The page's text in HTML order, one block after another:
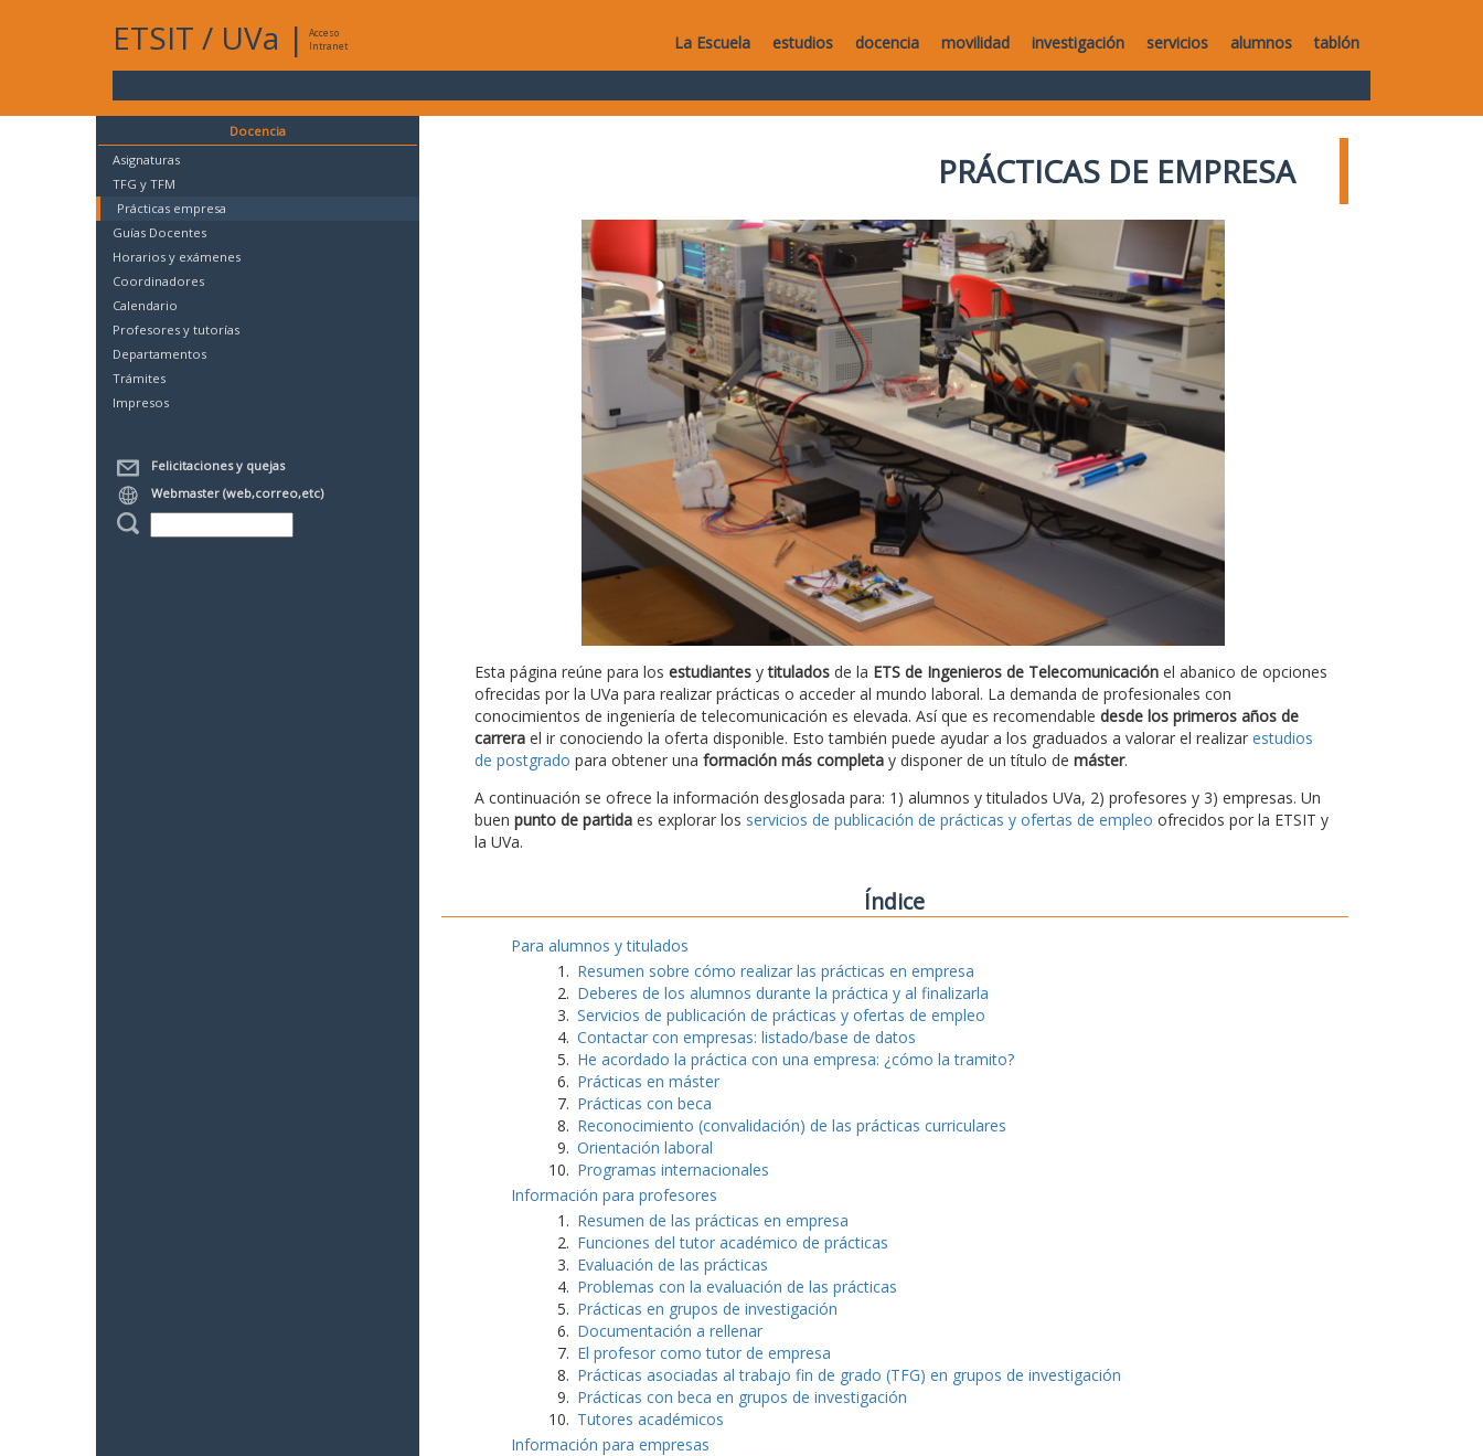
ETSIT / UVa |
Acceso
Intranet
La Escuela estudios docencia movilidad investigación servicios alumnos tablón
Docencia
Asignaturas
TFG y TFM
Prácticas empresa
Guías Docentes
Horarios y exámenes
Coordinadores
Calendario
Profesores y tutorías
Departamentos
Trámites
Impresos
Felicitaciones y quejas
Webmaster (web,correo,etc)
PRÁCTICAS DE EMPRESA
Esta página reúne para los estudiantesytituladosde la ETS de Ingenieros de Telecomunicaciónel abanico de opciones
ofrecidas por la UVa para realizar prácticas o acceder al mundo laboral. La demanda de profesionales con
conocimientos de ingeniería de telecomunicación es elevada. Así que es recomendable desde los primeros años de
carrerael ir conociendo la oferta disponible. Esto también puede ayudar a los graduados a valorar el realizar estudios
de postgrado para obtener una formación más completay disponer de un título de máster.
A continuación se ofrece la información desglosada para: 1) alumnos y titulados UVa, 2) profesores y 3) empresas. Un
buen punto de partidaes explorar los servicios de publicación de prácticas y ofertas de empleo ofrecidos por la ETSIT y
la UVa.
Índice
Para alumnos y titulados
Resumen sobre cómo realizar las prácticas en empresa
Deberes de los alumnos durante la práctica y al finalizarla
Servicios de publicación de prácticas y ofertas de empleo
Contactar con empresas: listado/base de datos
He acordado la práctica con una empresa: ¿cómo la tramito?
Prácticas en máster
Prácticas con beca
Reconocimiento (convalidación) de las prácticas curriculares
Orientación laboral
Programas internacionales
Información para profesores
Resumen de las prácticas en empresa
Funciones del tutor académico de prácticas
Evaluación de las prácticas
Problemas con la evaluación de las prácticas
Prácticas en grupos de investigación
Documentación a rellenar
El profesor como tutor de empresa
Prácticas asociadas al trabajo fin de grado (TFG) en grupos de investigación
Prácticas con beca en grupos de investigación
Tutores académicos
Información para empresas